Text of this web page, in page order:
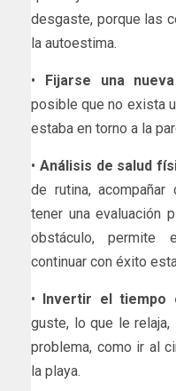
desgaste, porque las
la autoestima.
• Fijarse una
posible que no exista
estaba en torno a la
• Análisis de salud
de rutina,
tener una evaluación
obstáculo, permite
continuar con éxito
• Invertir el tiempo
guste, lo que le
problema, como ir al
la playa.